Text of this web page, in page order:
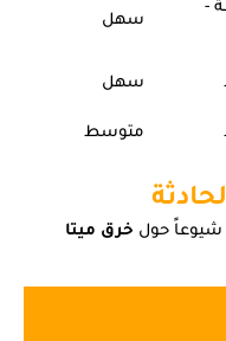
-
سهل
سهل
متوسط
شيوعاً حول خرق ميتا